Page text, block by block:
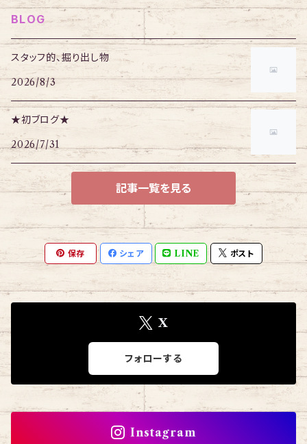
BLOG
スタッフ的、掘り出し物
2026/8/3
★初ブログ★
2026/7/31
記事一覧を見る
保存 シェア LINE ポスト
X
フォローする
Instagram